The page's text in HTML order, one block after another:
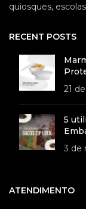
quiosques,
RECENT POSTS
21
5
3 de
ATENDIMENTO